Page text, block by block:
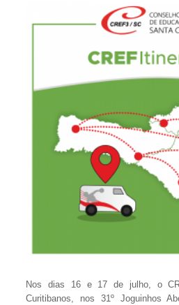
Nos dias 16 e 17 de julho, o
Curitibanos, nos 31º Joguinhos